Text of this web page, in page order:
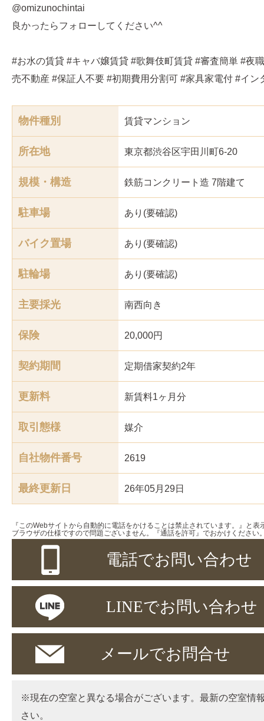
@omizunochintai
良かったらフォローしてください^^
#お水の賃貸 #キャバ嬢賃貸 #歌舞伎町賃貸 #審査簡単 #夜
売不動産 #保証人不要 #初期費用分割可 #家具家電付 #イン
物件種別 賃貸マンション
所在地 東京都渋谷区宇田川町6-20
規模・構造 鉄筋コンクリート造 7階建て
駐車場 あり(要確認)
バイク置場 あり(要確認)
駐輪場 あり(要確認)
主要採光 南西向き
保険 20,000円
契約期間 定期借家契約2年
更新料 新賃料1ヶ月分
取引態様 媒介
自社物件番号 2619
最終更新日 26年05月29日
『このWebサイトから自動的に電話をかけることは禁止されています。』と
ブラウザの仕様ですので問題ございません。『通話を許可』でおかけください
電話でお問い合わせ
LINEでお問い合わせ
メールでお問合せ
※現在の空室と異なる場合がございます。最新の空室情
さい。